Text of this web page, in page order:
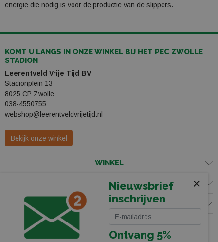
energie die nodig is voor de productie van de slippers.
KOMT U LANGS IN ONZE WINKEL BIJ HET PEC ZWOLLE
STADION
Leerentveld Vrije Tijd BV
Stadionplein 13
8025 CP Zwolle
038-4550755
webshop@leerentveldvrijetijd.nl
Bekijk onze winkel
WINKEL
KLANTENSERVICE
VOLG ONS
×
Nieuwsbrief
inschrijven
Ontvang 5%